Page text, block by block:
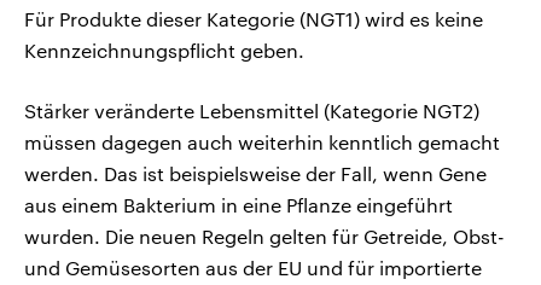
Für Produkte dieser Kategorie (NGT1) wird es keine
Kennzeichnungspflicht geben.
Stärker veränderte Lebensmittel (Kategorie NGT2)
müssen dagegen auch weiterhin kenntlich gemacht
werden. Das ist beispielsweise der Fall, wenn Gene
aus einem Bakterium in eine Pflanze eingeführt
wurden. Die neuen Regeln gelten für Getreide, Obst-
und Gemüsesorten aus der EU und für importierte